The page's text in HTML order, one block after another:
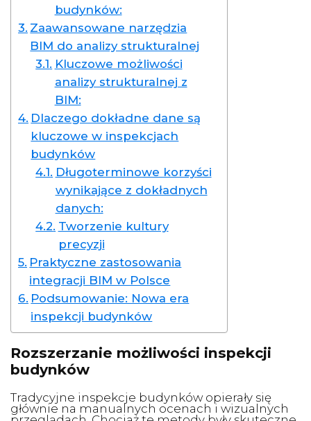
budynków:
Zaawansowane narzędzia
BIM do analizy strukturalnej
Kluczowe możliwości
analizy strukturalnej z
BIM:
Dlaczego dokładne dane są
kluczowe w inspekcjach
budynków
Długoterminowe korzyści
wynikające z dokładnych
danych:
Tworzenie kultury
precyzji
Praktyczne zastosowania
integracji BIM w Polsce
Podsumowanie: Nowa era
inspekcji budynków
Rozszerzanie możliwości inspekcji
budynków
Tradycyjne inspekcje budynków opierały się
głównie na manualnych ocenach i wizualnych